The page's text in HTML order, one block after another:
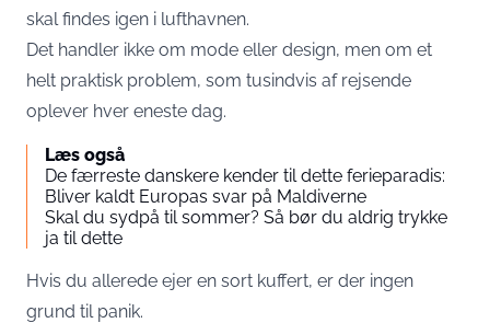
skal findes igen i lufthavnen.
Det handler ikke om mode eller design, men om et
helt praktisk problem, som tusindvis af rejsende
oplever hver eneste dag.
Læs også
De færreste danskere kender til dette ferieparadis:
Bliver kaldt Europas svar på Maldiverne
Skal du sydpå til sommer? Så bør du aldrig trykke
ja til dette
Hvis du allerede ejer en sort kuffert, er der ingen
grund til panik.